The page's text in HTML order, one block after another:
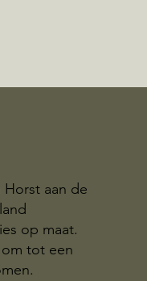
aan de
op maat.
tot een